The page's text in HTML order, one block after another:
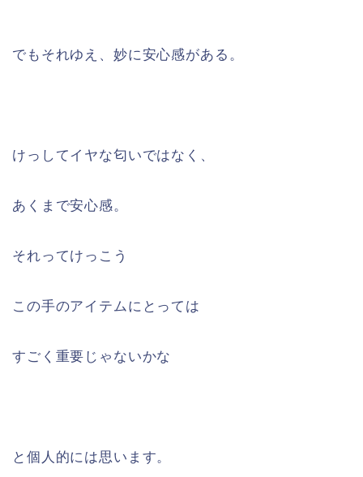
でもそれゆえ、妙に安心感がある。
けっしてイヤな匂いではなく、
あくまで安心感。
それってけっこう
この手のアイテムにとっては
すごく重要じゃないかな
と個人的には思います。